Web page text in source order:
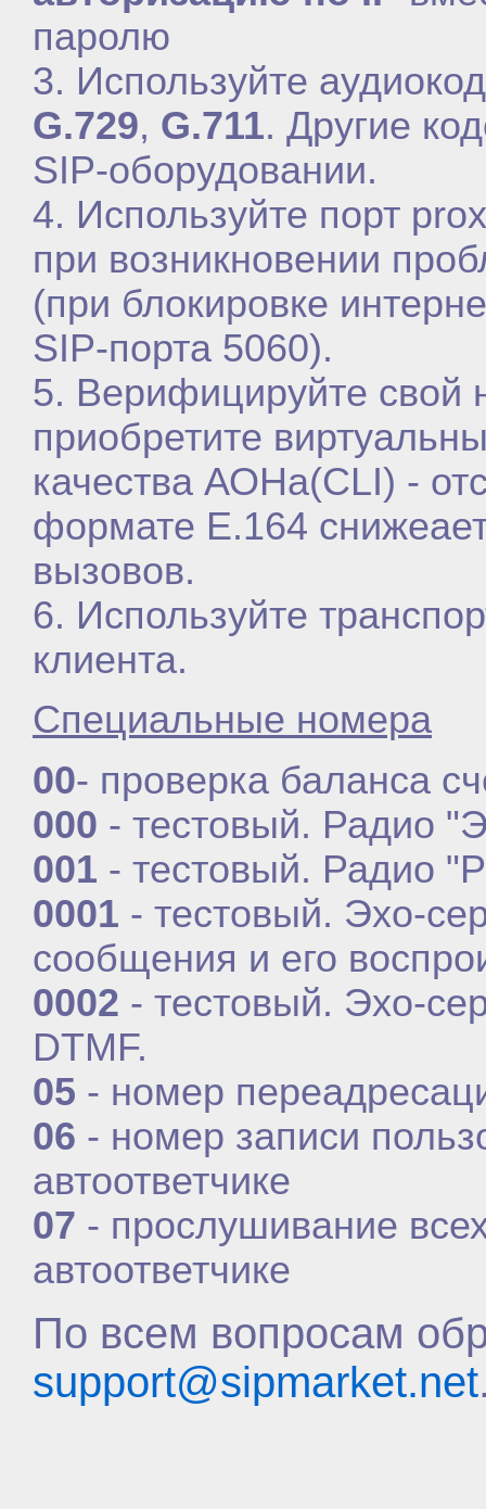
паролю
3. Используйте
G.729, G.711. Другие
SIP-оборудовании.
4. Используйте порт
при возникновении
(при блокировке
SIP-порта 5060).
5. Верифицируйте свой
приобретите
качества АОНа(CLI) -
формате E.164
вызовов.
6. Используйте
клиента.
Специальные номера
00- проверка баланса
000 - тестовый. Радио
001 - тестовый. Радио
0001 - тестовый. Эхо-
сообщения и его
0002 - тестовый. Эхо-
DTMF.
05 - номер
06 - номер записи
автоответчике
07 - прослушивание
автоответчике
По всем вопросам
support@sipmarket.net